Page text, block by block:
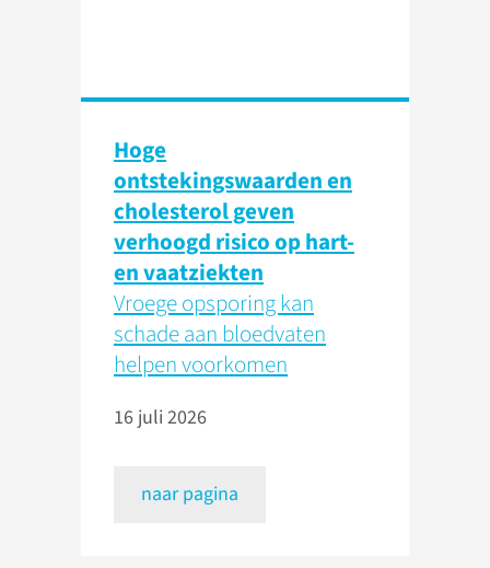
Hoge
ontstekingswaarden en
cholesterol geven
verhoogd risico op hart-
en vaatziekten
Vroege opsporing kan
schade aan bloedvaten
helpen voorkomen
16 juli 2026
naar pagina